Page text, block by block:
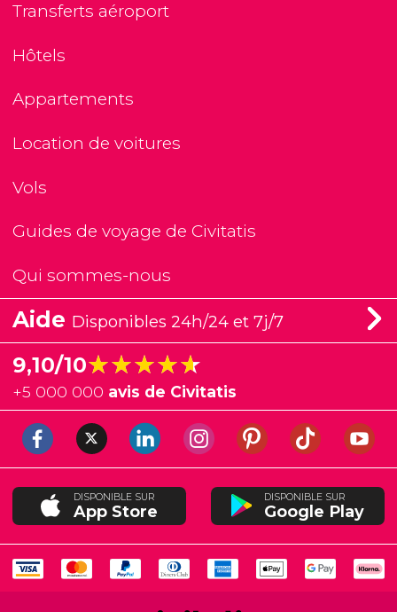
Transferts aéroport
Hôtels
Appartements
Location de voitures
Vols
Guides de voyage de Civitatis
Qui sommes-nous
Aide Disponibles 24h/24 et 7j/7
9,10/10★★★★★
★★★★★
+5 000 000 avis de Civitatis
DISPONIBLE SUR
App Store
DISPONIBLE SUR
Google Play